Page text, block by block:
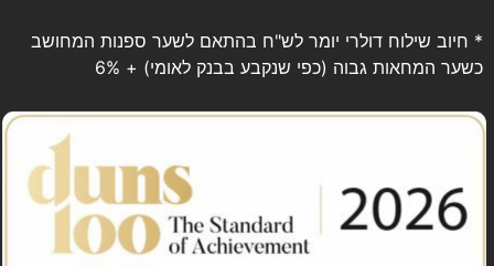
* חיוב שילוח דולרי יומר לש"ח בהתאם לשער ספנות המחושב
כשער המחאות גבוה (כפי שנקבע בבנק לאומי) + 6%